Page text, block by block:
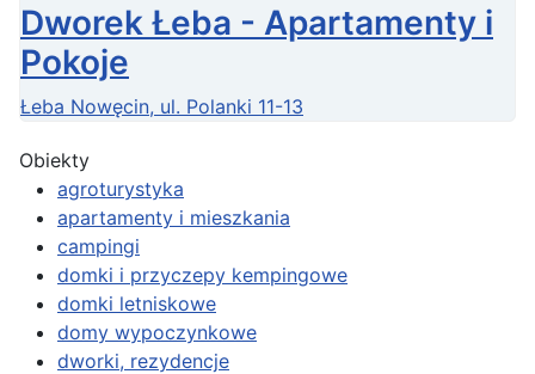
Dworek Łeba - Apartamenty i
Pokoje
Łeba Nowęcin, ul. Polanki 11-13
Obiekty
agroturystyka
apartamenty i mieszkania
campingi
domki i przyczepy kempingowe
domki letniskowe
domy wypoczynkowe
dworki, rezydencje